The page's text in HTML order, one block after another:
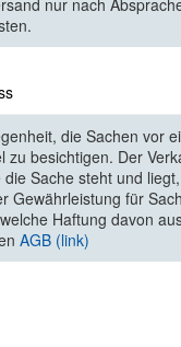
die Sachen vor
zu besichtigen. Der
Sache steht und
Gewährleistung für
Haftung davon
AGB (link)